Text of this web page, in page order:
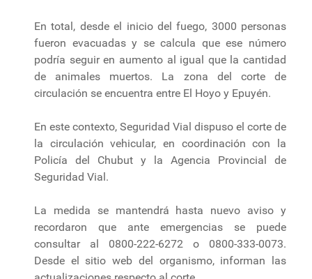
En total, desde el inicio del fuego, 3000 personas
fueron evacuadas y se calcula que ese número
podría seguir en aumento al igual que la cantidad
de animales muertos. La zona del corte de
circulación se encuentra entre El Hoyo y Epuyén.
En este contexto, Seguridad Vial dispuso el corte de
la circulación vehicular, en coordinación con la
Policía del Chubut y la Agencia Provincial de
Seguridad Vial.
La medida se mantendrá hasta nuevo aviso y
recordaron que ante emergencias se puede
consultar al 0800-222-6272 o 0800-333-0073.
Desde el sitio web del organismo, informan las